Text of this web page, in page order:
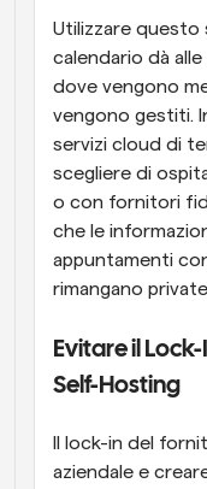
Utilizzare questo
calendario dà
dove vengono
vengono gestiti.
servizi cloud di
scegliere di
o con fornitori
che le
appuntamenti
rimangano
Evitare il
Self-Hosting
Il lock-in del
aziendale e